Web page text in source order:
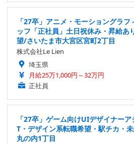
「27卒」アニメ・モーショングラ
ッフ「正社員」土日祝休み・昇給あ
望/さいたま市大宮区宮町2丁目
株式会社Le Lien
埼玉県
月給25万1,000円～32万円
正社員
「27卒」ゲーム向けUIデザイナー
T・デザイン系転職希望・駅チカ・
丸の内1丁目